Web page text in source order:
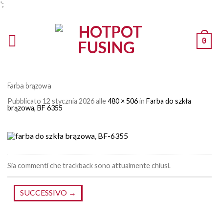
';
0
Farba brązowa
Pubblicato 12 stycznia 2026alle480 × 506in Farba do szkła
brązowa, BF 6355
Sia commenti che trackback sono attualmente chiusi.
SUCCESSIVO →